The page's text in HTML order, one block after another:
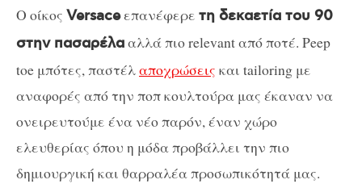
Ο οίκος Versaceεπανέφερε τη δεκαετία του 90
στην πασαρέλααλλά πιο relevant από ποτέ. Peep
toe μπότες, παστέλαποχρώσεις και tailoring με
αναφορές από την ποπ κουλτούρα μας έκαναν να
ονειρευτούμε ένα νέο παρόν, έναν χώρο
ελευθερίας όπου η μόδα προβάλλει την πιο
δημιουργική και θαρραλέα προσωπικότητά μας.